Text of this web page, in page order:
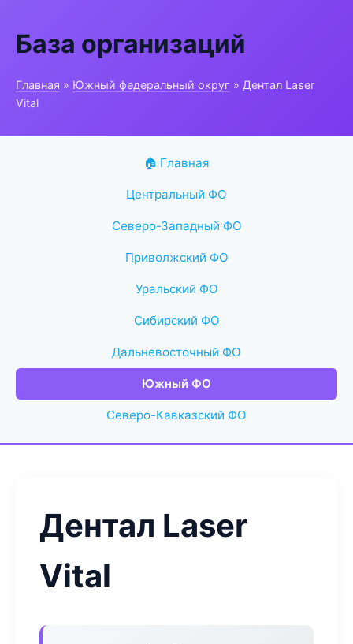
База организаций
Главная » Южный федеральный округ » Дентал Laser
Vital
🏠 Главная
Центральный ФО
Северо-Западный ФО
Приволжский ФО
Уральский ФО
Сибирский ФО
Дальневосточный ФО
Южный ФО
Северо-Кавказский ФО
Дентал Laser
Vital